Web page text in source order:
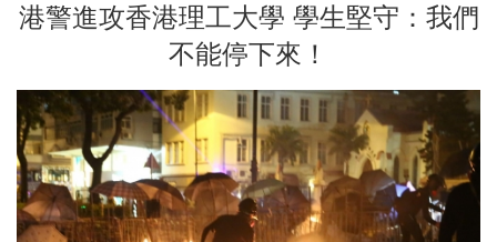
港警進攻香港理工大學 學生堅守：我們
不能停下來！